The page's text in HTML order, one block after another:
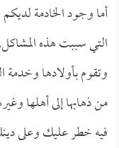
أما وجود الخادمة
التي سببت هذه
وتقوم بأولادها وخدمة
من ذهابها إلى أهلها
فيه خطر عليك وعلى